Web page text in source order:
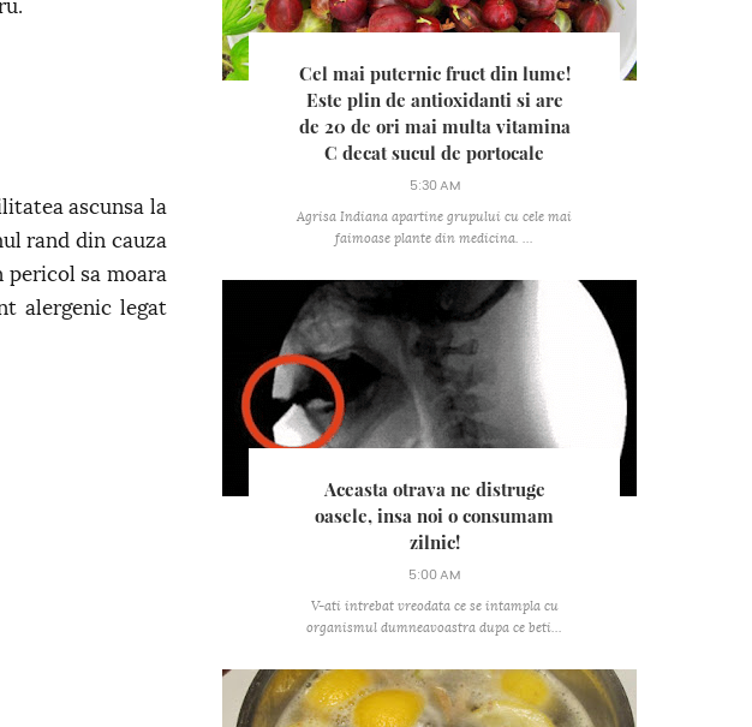
ascunsa la
rand din cauza
pericol sa moara
alergenic legat
Cel mai puternic fruct din lume!
Este plin de antioxidanti si are
de 20 de ori mai multa vitamina
C decat sucul de portocale
5:30 AM
Agrisa Indiana apartine grupului cu cele mai
faimoase plante din medicina. ...
Aceasta otrava ne distruge
oasele, insa noi o consumam
zilnic!
5:00 AM
V-ati intrebat vreodata ce se intampla cu
organismul dumneavoastra dupa ce beti...